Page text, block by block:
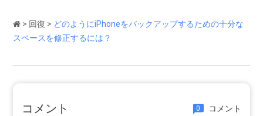
> 回復 > どのようにiPhoneをバックアップするための十分な
スペースを修正するには？
コメント 0 コメント